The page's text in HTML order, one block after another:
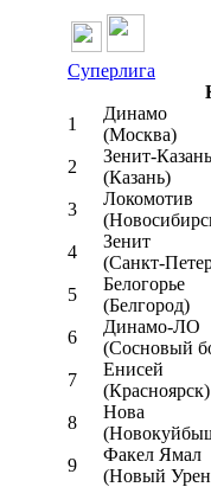
Суперлига
1
Динамо
(Москва)
2
Зенит-Казань
(Казань)
3
Локомотив
4
Зенит
(Санкт-
5
Белогорье
(Белгород)
6
Динамо-ЛО
(Сосновый
7
Енисей
(Красноярск)
8
Нова
9
Факел Ямал
(Новый